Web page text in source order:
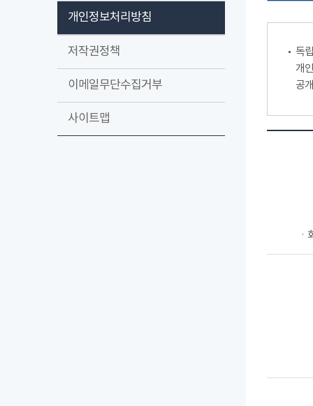
개인정보처리방침
저작권정책
이메일무단수집거부
사이트맵
독
개
공
ㆍ